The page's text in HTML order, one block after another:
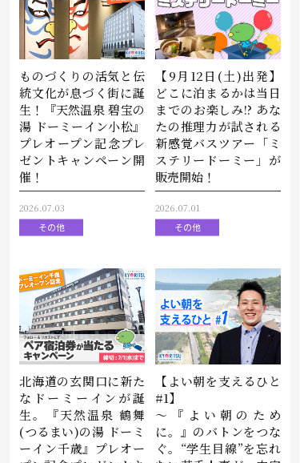
ものづくりの活気と伝
統文化が息づく街に誕
生！『天然温泉 碧宝の
湯 ドーミーイン小松』
プレオープン記念プレ
ゼントキャンペーン開
催！
2026.07.03
その他
【9月12日(土)出発】
どこに泊まるかは当日
までのお楽しみ!? あな
たの推理力が試される
新感覚バスツアー「ミ
ステリードーミー」が
販売開始！
2026.07.01
その他
北海道の玄関口に新た
なドーミーインが誕
生。『天然温泉 鶴舞
(つるまい)の湯 ドーミ
ーイン千歳』プレオー
【よい朝を支えるひと
#1】
～『よい朝のため
に。』のバトンをつな
ぐ。“学生目線”を忘れ